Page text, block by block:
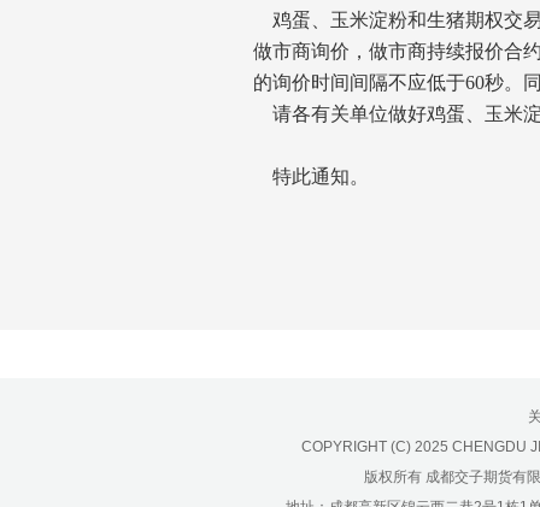
鸡蛋、玉米淀粉和生猪期权交
做市商询价，做市商持续报价合
的询价时间间隔不应低于60秒。
请各有关单位做好鸡蛋、玉米
特此通知。
COPYRIGHT (C) 2025 CHENGDU
版权所有 成都交子期货有